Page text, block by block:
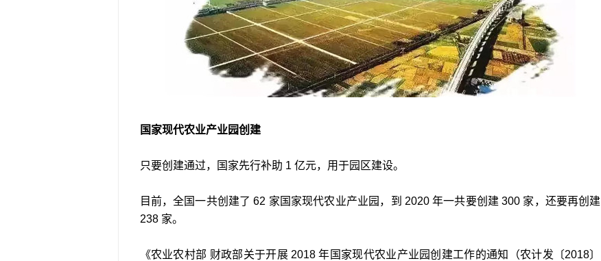
国家现代农业产业园创建
只要创建通过，国家先行补助 1 亿元，用于园区建设。
目前，全国一共创建了 62 家国家现代农业产业园，到 2020 年一共要创建 300 家，还要再创建
238 家。
《农业农村部 财政部关于开展 2018 年国家现代农业产业园创建工作的通知（农计发〔2018〕